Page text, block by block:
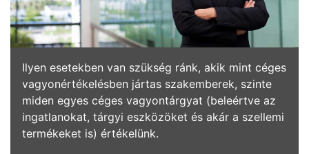
Ilyen esetekben van szükség ránk, akik mint céges
vagyonértékelésben jártas szakemberek, szinte
miden egyes céges vagyontárgyat (beleértve az
ingatlanokat, tárgyi eszközöket és akár a szellemi
termékeket is) értékelünk.